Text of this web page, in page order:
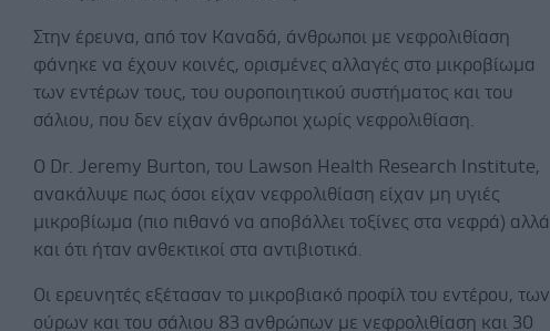
Στην έρευνα, από τον Καναδά, άνθρωποι με νεφρολιθίαση
φάνηκε να έχουν κοινές, ορισμένες αλλαγές στο μικροβίωμα
των εντέρων τους, του ουροποιητικού συστήματος και του
σάλιου, που δεν είχαν άνθρωποι χωρίς νεφρολιθίαση.
Ο Dr. Jeremy Burton, του Lawson Health Research Institute,
ανακάλυψε πως όσοι είχαν νεφρολιθίαση είχαν μη υγιές
μικροβίωμα (πιο πιθανό να αποβάλλει τοξίνες στα νεφρά) αλλά
και ότι ήταν ανθεκτικοί στα αντιβιοτικά.
Οι ερευνητές εξέτασαν το μικροβιακό προφίλ του εντέρου, των
ούρων και του σάλιου 83 ανθρώπων με νεφρολιθίαση και 30